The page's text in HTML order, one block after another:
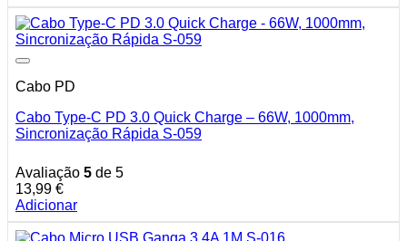
Cabo PD
Cabo Type-C PD 3.0 Quick Charge – 66W, 1000mm,
Sincronização Rápida S-059
Avaliação 5 de 5
13,99 €
Adicionar